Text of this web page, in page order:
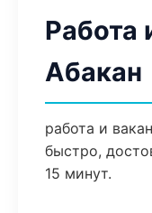
Работа
Абакан
работа и
быстро,
15 минут.